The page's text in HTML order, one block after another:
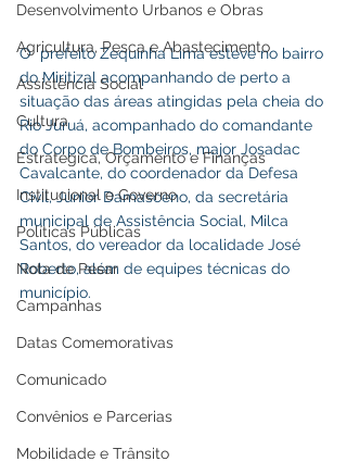
Desenvolvimento Urbanos e Obras
Agricultura, Pesca e Abastecimento
Assistência Social
Cultura
Estratégica, Orçamento e Finanças
Institucional e Governo
Políticas Públicas
Nota de Pesar
Campanhas
Datas Comemorativas
Comunicado
Convênios e Parcerias
Mobilidade e Trânsito
O  prefeito Zequinha Lima esteve no bairro
do Miritizal acompanhando de perto a
situação das áreas atingidas pela cheia do
Rio Juruá, acompanhado do comandante
do Corpo de Bombeiros, major Josadac
Cavalcante, do coordenador da Defesa
Civil, Júnior Damasceno, da secretária
municipal de Assistência Social, Milca
Santos, do vereador da localidade José
Roberto, além de equipes técnicas do
município.